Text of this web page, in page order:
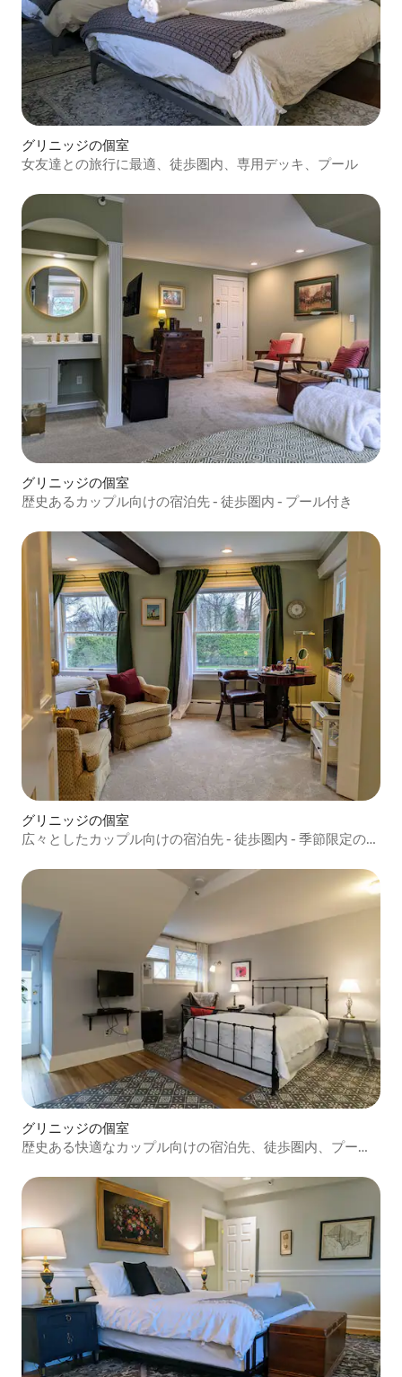
グリニッジの個室
女友達との旅行に最適、徒歩圏内、専用デッキ、プール
グリニッジの個室
歴史あるカップル向けの宿泊先 - 徒歩圏内 - プール付き
グリニッジの個室
広々としたカップル向けの宿泊先 - 徒歩圏内 - 季節限定のプ
グリニッジの個室
歴史ある快適なカップル向けの宿泊先、徒歩圏内、プール